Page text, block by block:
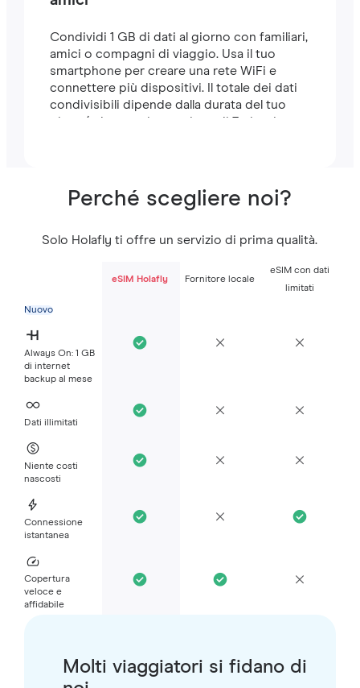
Condividi 1 GB di dati al giorno con familiari,
amici o compagni di viaggio. Usa il tuo
smartphone per creare una rete WiFi e
connettere più dispositivi. Il totale dei dati
condivisibili dipende dalla durata del tuo
piano (ad esempio, un piano di 7 giorni
Perché scegliere noi?
Solo Holafly ti offre un servizio di prima qualità.
eSIM Holafly Fornitore locale
eSIM con dati
limitati
Nuovo
Always On: 1 GB
di internet
backup al mese
Dati illimitati
Niente costi
nascosti
Connessione
istantanea
Copertura
veloce e
affidabile
Molti viaggiatori si fidano di